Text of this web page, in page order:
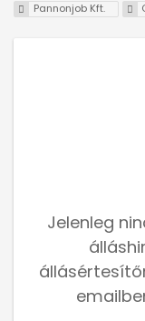
Pannonjob Kft.
Jelenleg